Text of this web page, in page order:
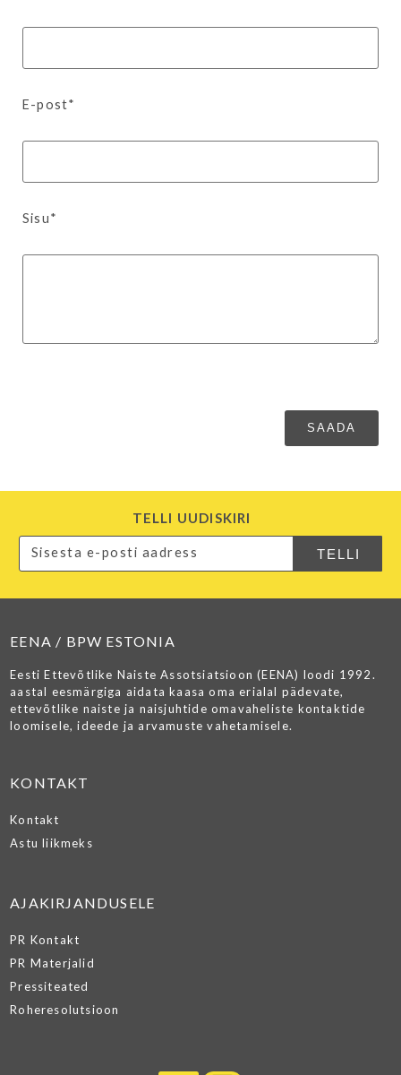
E-post*
Sisu*
TELLI UUDISKIRI
EENA / BPW ESTONIA
Eesti Ettevõtlike Naiste Assotsiatsioon (EENA) loodi 1992.
aastal eesmärgiga aidata kaasa oma erialal pädevate,
ettevõtlike naiste ja naisjuhtide omavaheliste kontaktide
loomisele, ideede ja arvamuste vahetamisele.
KONTAKT
Kontakt
Astu liikmeks
AJAKIRJANDUSELE
PR Kontakt
PR Materjalid
Pressiteated
Roheresolutsioon